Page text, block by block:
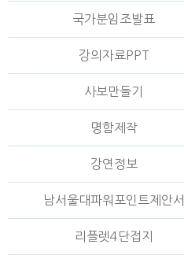
국가분임조발표
강의자료PPT
사보만들기
명함제작
강연정보
남서울대파워포인트제안서
리플렛4단접지